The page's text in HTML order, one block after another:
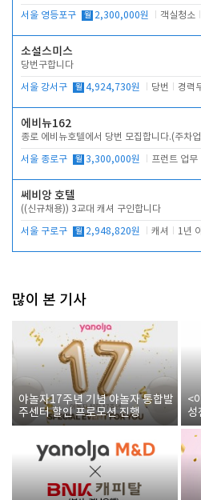
서울 영등포구 월 2,300,000원 객실청소
소설스미스
당번구합니다
서울 강서구 월 4,924,730원 당번 경력
에비뉴162
종로 에비뉴호텔에서 당번 모집합니다.(주차
서울 종로구 월 3,300,000원 프런트 업무
쎄비앙 호텔
((신규채용)) 3교대 캐셔 구인합니다
서울 구로구 월 2,948,820원 캐셔 1년
많이 본 기사
야놀자17주년 기념 야놀자 통합발
주센터 할인 프로모션 진행
<
성